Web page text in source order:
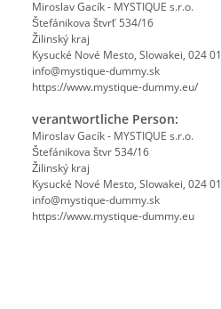
Miroslav Gacík - MYSTIQUE s.r.o.
Štefánikova štvrť 534/16
Žilinský kraj
Kysucké Nové Mesto, Slowakei, 024 01
info@mystique-dummy.sk
https://www.mystique-dummy.eu/
verantwortliche Person:
Miroslav Gacík - MYSTIQUE s.r.o.
Štefánikova štvr 534/16
Žilinský kraj
Kysucké Nové Mesto, Slowakei, 024 01
info@mystique-dummy.sk
https://www.mystique-dummy.eu